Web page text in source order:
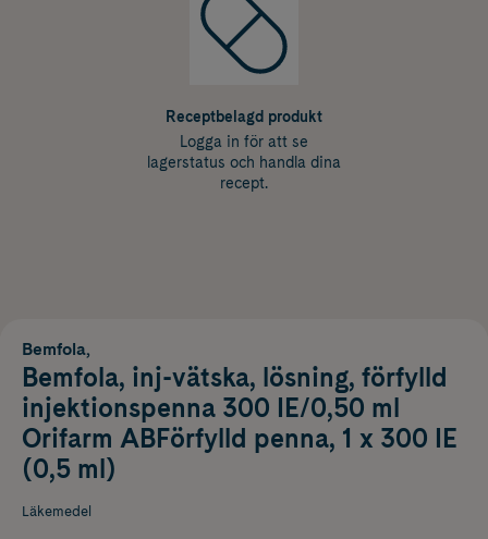
Receptbelagd produkt
Logga in för att se
lagerstatus och handla dina
recept.
Bemfola,
Bemfola, inj-vätska, lösning, förfylld
injektionspenna 300 IE/0,50 ml
Orifarm ABFörfylld penna, 1 x 300 IE
(0,5 ml)
Läkemedel